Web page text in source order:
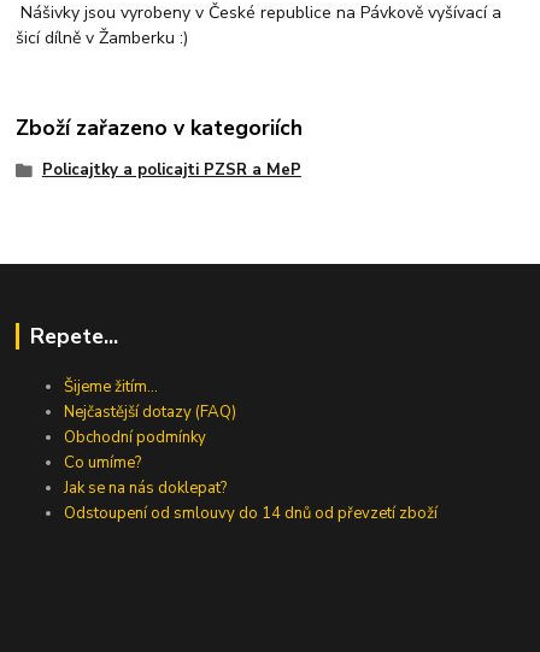
Nášivky jsou vyrobeny v České republice na Pávkově vyšívací a
šicí dílně v Žamberku :)
Zboží zařazeno v kategoriích
Policajtky a policajti PZSR a MeP
Repete...
Šijeme žitím...
Nejčastější dotazy (FAQ)
Obchodní podmínky
Co umíme?
Jak se na nás doklepat?
Odstoupení od smlouvy do 14 dnů od převzetí zboží